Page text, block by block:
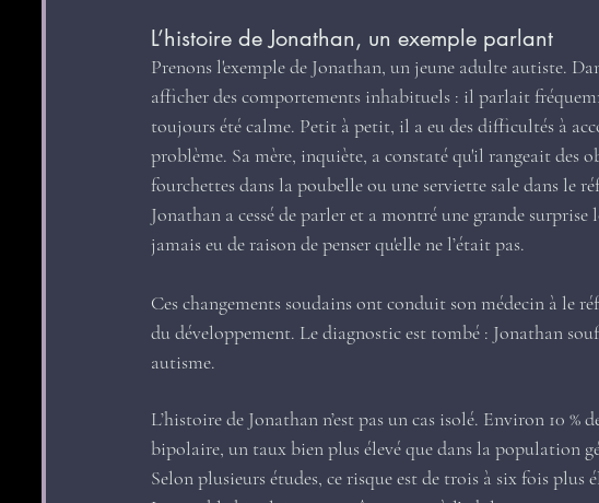
L’histoire de Jonathan, un exemple parlant
Prenons l'exemple de Jonathan, un jeune adulte autiste.
afficher des comportements inhabituels : il parlait
toujours été calme. Petit à petit, il a eu des difficultés à
problème. Sa mère, inquiète, a constaté qu'il rangeait des
fourchettes dans la poubelle ou une serviette sale dans le
Jonathan a cessé de parler et a montré une grande
jamais eu de raison de penser qu'elle ne l’était pas.
Ces changements soudains ont conduit son médecin à le
du développement. Le diagnostic est tombé : Jonathan
autisme.
L’histoire de Jonathan n’est pas un cas isolé. Environ 10
bipolaire, un taux bien plus élevé que dans la population
Selon plusieurs études, ce risque est de trois à six fois plus